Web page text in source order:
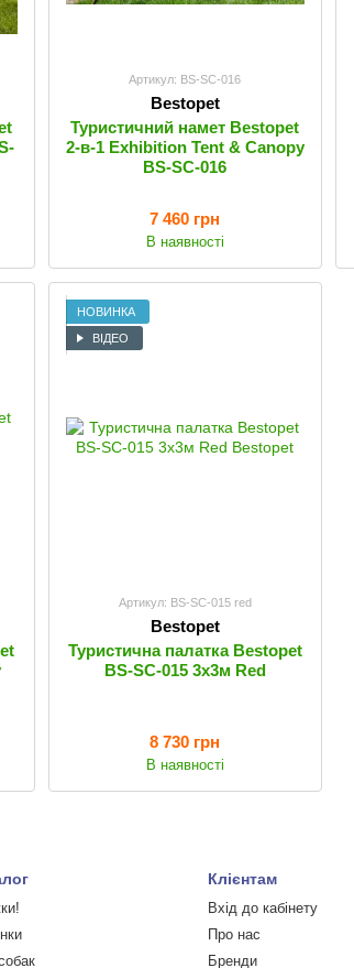
Артикул: BS-SC-016
Bestopet
Туристичний намет Bestopet
2-в-1 Exhibition Tent & Canopy
BS-SC-016
7 460 грн
В наявності
НОВИНКА
ВІДЕО
Артикул: BS-SC-015 red
Bestopet
Туристична палатка Bestopet
BS-SC-015 3х3м Red
8 730 грн
В наявності
Клієнтам
Вхід до кабінету
Про нас
Бренди